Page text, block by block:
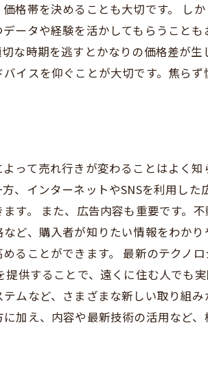
格帯を決めることも大切です。 し
ータや経験を活かしてもらうこと
な時期を逃すとかなりの価格差が
イスを仰ぐことが大切です。焦ら
って売れ行きが変わることはよく
、インターネットやSNSを利用し
す。 また、広告内容も重要です。
ど、購入者が知りたい情報をわか
ることができます。 最新のテクノ
提供することで、遠くに住む人でも
ムなど、さまざまな新しい取り組
加え、内容や最新技術の活用など、